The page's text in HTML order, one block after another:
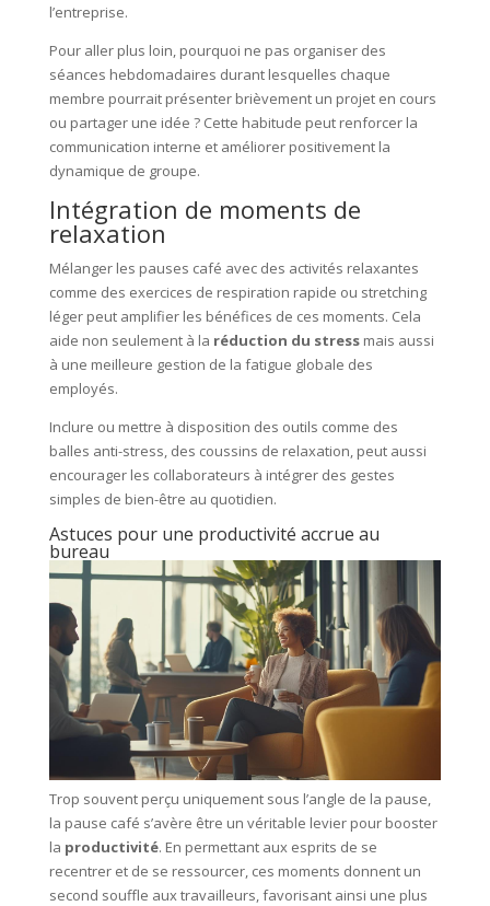
l’entreprise.
Pour aller plus loin, pourquoi ne pas organiser des
séances hebdomadaires durant lesquelles chaque
membre pourrait présenter brièvement un projet en cours
ou partager une idée ? Cette habitude peut renforcer la
communication interne et améliorer positivement la
dynamique de groupe.
Intégration de moments de
relaxation
Mélanger les pauses café avec des activités relaxantes
comme des exercices de respiration rapide ou stretching
léger peut amplifier les bénéfices de ces moments. Cela
aide non seulement à la réduction du stressmais aussi
à une meilleure gestion de la fatigue globale des
employés.
Inclure ou mettre à disposition des outils comme des
balles anti-stress, des coussins de relaxation, peut aussi
encourager les collaborateurs à intégrer des gestes
simples de bien-être au quotidien.
Astuces pour une productivité accrue au
bureau
Trop souvent perçu uniquement sous l’angle de la pause,
la pause café s’avère être un véritable levier pour booster
la productivité. En permettant aux esprits de se
recentrer et de se ressourcer, ces moments donnent un
second souffle aux travailleurs, favorisant ainsi une plus